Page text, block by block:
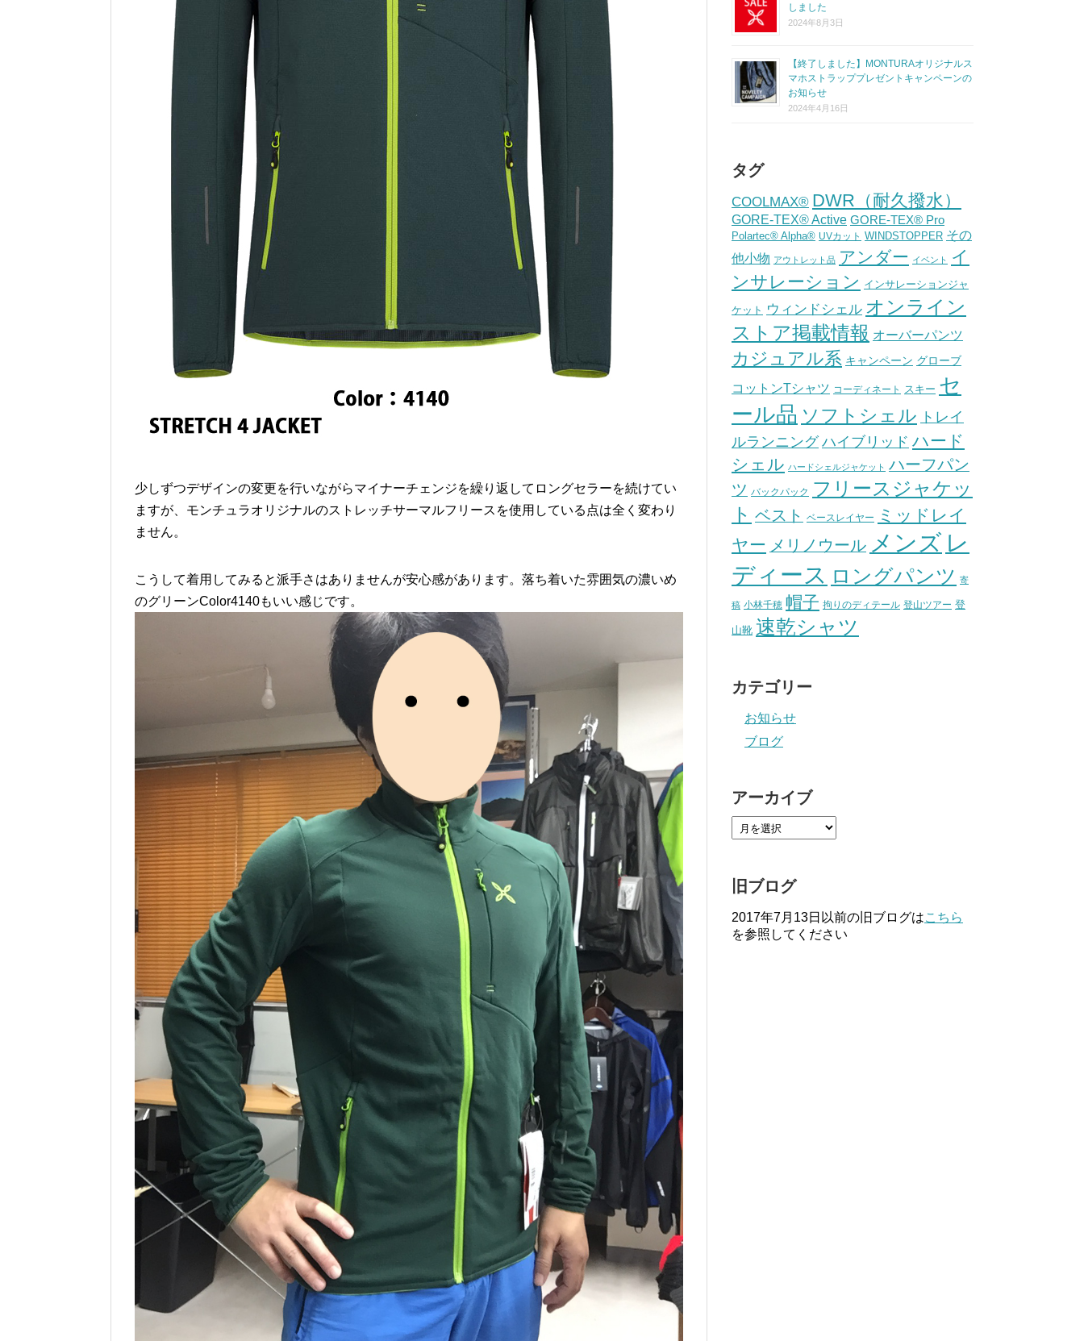
少しずつデザインの変更を行いながらマイナーチェンジを繰り返してロングセラーを続けてい
ますが、モンチュラオリジナルのストレッチサーマルフリースを使用している点は全く変わり
ません。
こうして着用してみると派手さはありませんが安心感があります。落ち着いた雰囲気の濃いめ
のグリーンColor4140もいい感じです。
しました
2024年8月3日
【終了しました】MONTURAオリジナルス
マホストラッププレゼントキャンペーンの
お知らせ
2024年4月16日
タグ
COOLMAX® DWR（耐久撥水）
GORE-TEX® Active GORE-TEX® Pro
Polartec® Alpha® UVカット WINDSTOPPER その
他小物 アウトレット品 アンダー イベント
イ
ンサレーション インサレーションジャ
ケット ウィンドシェル オンライン
ストア掲載情報 オーバーパンツ
カジュアル系 キャンペーン グローブ
コットンTシャツ コーディネート スキー セ
ール品 ソフトシェル トレイ
ルランニング ハイブリッド ハード
シェル ハードシェルジャケット ハーフパン
ツ バックパック
フリースジャケッ
ト ベスト ベースレイヤー
ミッドレイ
ヤー メリノウール メンズ レ
ディース ロングパンツ 寄
稿 小林千穂 帽子 拘りのディテール 登山ツアー 登
山靴 速乾シャツ
カテゴリー
お知らせ
ブログ
アーカイブ
旧ブログ
2017年7月13日以前の旧ブログはこちら
を参照してください